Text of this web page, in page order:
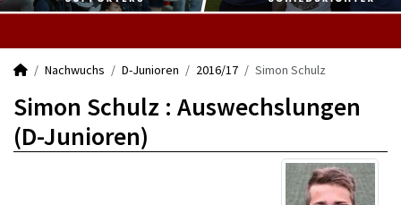
Nachwuchs D-Junioren 2016/17 Simon Schulz
Simon Schulz : Auswechslungen
(D-Junioren)